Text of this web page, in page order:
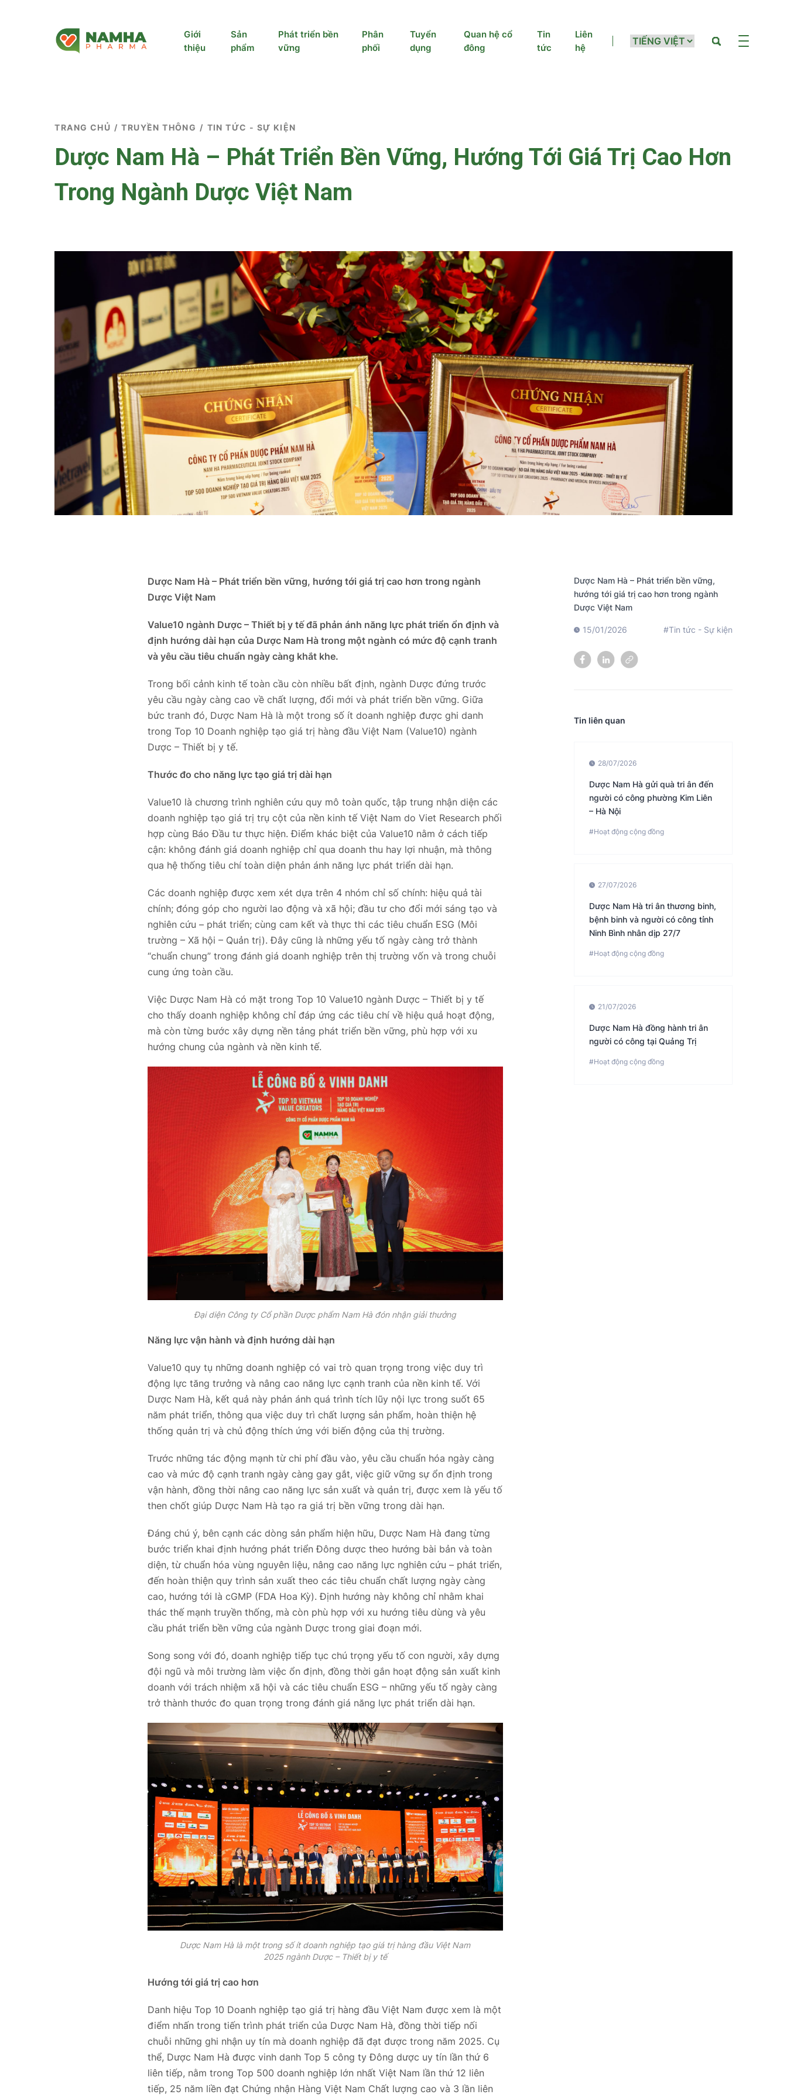
Giới
thiệu
Sản
phẩm
Phát triển bền
vững
Phân
phối
Tuyển
dụng
Quan hệ cổ
đông
Tin
tức
Liên
hệ
TRANG CHỦ / TRUYỀN THÔNG / TIN TỨC - SỰ KIỆN
Dược Nam Hà – Phát Triển Bền Vững, Hướng Tới Giá Trị Cao Hơn
Trong Ngành Dược Việt Nam
Dược Nam Hà – Phát triển bền vững, hướng tới giá trị cao hơn trong ngành
Dược Việt Nam
Value10 ngành Dược – Thiết bị y tế đã phản ánh năng lực phát triển ổn định và
định hướng dài hạn của Dược Nam Hà trong một ngành có mức độ cạnh tranh
và yêu cầu tiêu chuẩn ngày càng khắt khe.
Trong bối cảnh kinh tế toàn cầu còn nhiều bất định, ngành Dược đứng trước
yêu cầu ngày càng cao về chất lượng, đổi mới và phát triển bền vững. Giữa
bức tranh đó, Dược Nam Hà là một trong số ít doanh nghiệp được ghi danh
trong Top 10 Doanh nghiệp tạo giá trị hàng đầu Việt Nam (Value10) ngành
Dược – Thiết bị y tế.
Thước đo cho năng lực tạo giá trị dài hạn
Value10 là chương trình nghiên cứu quy mô toàn quốc, tập trung nhận diện các
doanh nghiệp tạo giá trị trụ cột của nền kinh tế Việt Nam do Viet Research phối
hợp cùng Báo Đầu tư thực hiện. Điểm khác biệt của Value10 nằm ở cách tiếp
cận: không đánh giá doanh nghiệp chỉ qua doanh thu hay lợi nhuận, mà thông
qua hệ thống tiêu chí toàn diện phản ánh năng lực phát triển dài hạn.
Các doanh nghiệp được xem xét dựa trên 4 nhóm chỉ số chính: hiệu quả tài
chính; đóng góp cho người lao động và xã hội; đầu tư cho đổi mới sáng tạo và
nghiên cứu – phát triển; cùng cam kết và thực thi các tiêu chuẩn ESG (Môi
trường – Xã hội – Quản trị). Đây cũng là những yếu tố ngày càng trở thành
“chuẩn chung” trong đánh giá doanh nghiệp trên thị trường vốn và trong chuỗi
cung ứng toàn cầu.
Việc Dược Nam Hà có mặt trong Top 10 Value10 ngành Dược – Thiết bị y tế
cho thấy doanh nghiệp không chỉ đáp ứng các tiêu chí về hiệu quả hoạt động,
mà còn từng bước xây dựng nền tảng phát triển bền vững, phù hợp với xu
hướng chung của ngành và nền kinh tế.
Đại diện Công ty Cổ phần Dược phẩm Nam Hà đón nhận giải thưởng
Năng lực vận hành và định hướng dài hạn
Value10 quy tụ những doanh nghiệp có vai trò quan trọng trong việc duy trì
động lực tăng trưởng và nâng cao năng lực cạnh tranh của nền kinh tế. Với
Dược Nam Hà, kết quả này phản ánh quá trình tích lũy nội lực trong suốt 65
năm phát triển, thông qua việc duy trì chất lượng sản phẩm, hoàn thiện hệ
thống quản trị và chủ động thích ứng với biến động của thị trường.
Trước những tác động mạnh từ chi phí đầu vào, yêu cầu chuẩn hóa ngày càng
cao và mức độ cạnh tranh ngày càng gay gắt, việc giữ vững sự ổn định trong
vận hành, đồng thời nâng cao năng lực sản xuất và quản trị, được xem là yếu tố
then chốt giúp Dược Nam Hà tạo ra giá trị bền vững trong dài hạn.
Đáng chú ý, bên cạnh các dòng sản phẩm hiện hữu, Dược Nam Hà đang từng
bước triển khai định hướng phát triển Đông dược theo hướng bài bản và toàn
diện, từ chuẩn hóa vùng nguyên liệu, nâng cao năng lực nghiên cứu – phát triển,
đến hoàn thiện quy trình sản xuất theo các tiêu chuẩn chất lượng ngày càng
cao, hướng tới là cGMP (FDA Hoa Kỳ). Định hướng này không chỉ nhằm khai
thác thế mạnh truyền thống, mà còn phù hợp với xu hướng tiêu dùng và yêu
cầu phát triển bền vững của ngành Dược trong giai đoạn mới.
Song song với đó, doanh nghiệp tiếp tục chú trọng yếu tố con người, xây dựng
đội ngũ và môi trường làm việc ổn định, đồng thời gắn hoạt động sản xuất kinh
doanh với trách nhiệm xã hội và các tiêu chuẩn ESG – những yếu tố ngày càng
trở thành thước đo quan trọng trong đánh giá năng lực phát triển dài hạn.
Dược Nam Hà là một trong số ít doanh nghiệp tạo giá trị hàng đầu Việt Nam
2025 ngành Dược – Thiết bị y tế
Hướng tới giá trị cao hơn
Danh hiệu Top 10 Doanh nghiệp tạo giá trị hàng đầu Việt Nam được xem là một
điểm nhấn trong tiến trình phát triển của Dược Nam Hà, đồng thời tiếp nối
chuỗi những ghi nhận uy tín mà doanh nghiệp đã đạt được trong năm 2025. Cụ
thể, Dược Nam Hà được vinh danh Top 5 công ty Đông dược uy tín lần thứ 6
liên tiếp, nằm trong Top 500 doanh nghiệp lớn nhất Việt Nam lần thứ 12 liên
tiếp, 25 năm liền đạt Chứng nhận Hàng Việt Nam Chất lượng cao và 3 lần liên
Dược Nam Hà – Phát triển bền vững,
hướng tới giá trị cao hơn trong ngành
Dược Việt Nam
15/01/2026 #Tin tức - Sự kiện
Tin liên quan
28/07/2026
Dược Nam Hà gửi quà tri ân đến
người có công phường Kim Liên
– Hà Nội
#Hoạt động cộng đồng
27/07/2026
Dược Nam Hà tri ân thương binh,
bệnh binh và người có công tỉnh
Ninh Bình nhân dịp 27/7
#Hoạt động cộng đồng
21/07/2026
Dược Nam Hà đồng hành tri ân
người có công tại Quảng Trị
#Hoạt động cộng đồng